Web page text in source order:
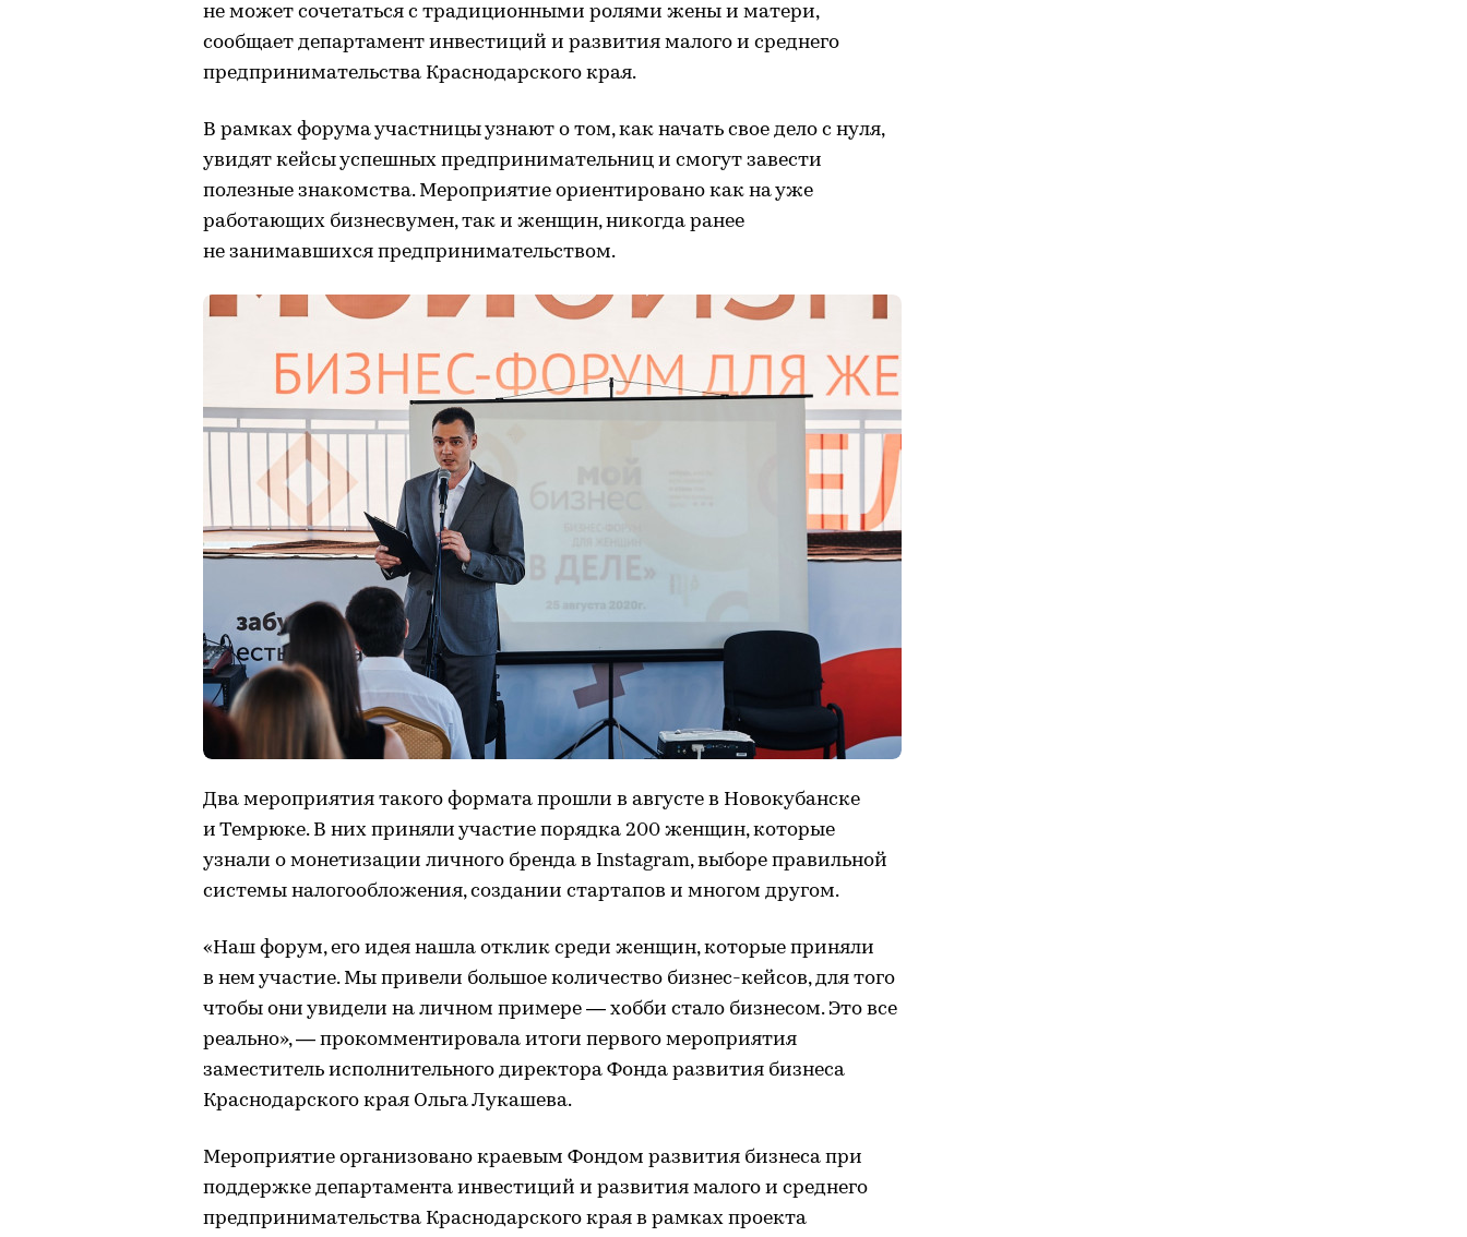
не может сочетаться с традиционными ролями жены и матери,
сообщает департамент инвестиций и развития малого и среднего
предпринимательства Краснодарского края.
В рамках форума участницы узнают о том, как начать свое дело с нуля,
увидят кейсы успешных предпринимательниц и смогут завести
полезные знакомства. Мероприятие ориентировано как на уже
работающих бизнесвумен, так и женщин, никогда ранее
не занимавшихся предпринимательством.
Два мероприятия такого формата прошли в августе в Новокубанске
и Темрюке. В них приняли участие порядка 200 женщин, которые
узнали о монетизации личного бренда в Instagram, выборе правильной
системы налогообложения, создании стартапов и многом другом.
«Наш форум, его идея нашла отклик среди женщин, которые приняли
в нем участие. Мы привели большое количество бизнес-кейсов, для того
чтобы они увидели на личном примере — хобби стало бизнесом. Это все
реально», — прокомментировала итоги первого мероприятия
заместитель исполнительного директора Фонда развития бизнеса
Краснодарского края Ольга Лукашева.
Мероприятие организовано краевым Фондом развития бизнеса при
поддержке департамента инвестиций и развития малого и среднего
предпринимательства Краснодарского края в рамках проекта